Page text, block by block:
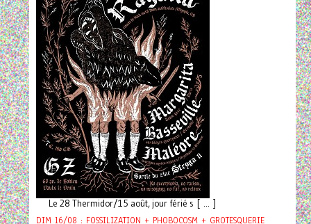
Le 28 Thermidor/15 août, jour férié s [ ... ]
DIM 16/08 : FOSSILIZATION + PHOBOCOSM + GROTESQUERIE